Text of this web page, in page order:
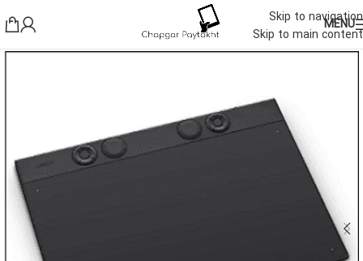
Skip to navigation
Skip to main content
MENU